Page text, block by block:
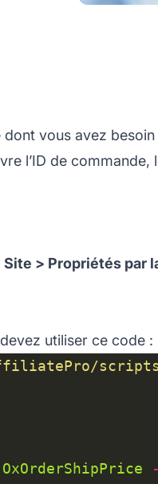
vous avez
l’ID de
Site > Propriétés par
utiliser ce code :
OxOrderShipPrice -